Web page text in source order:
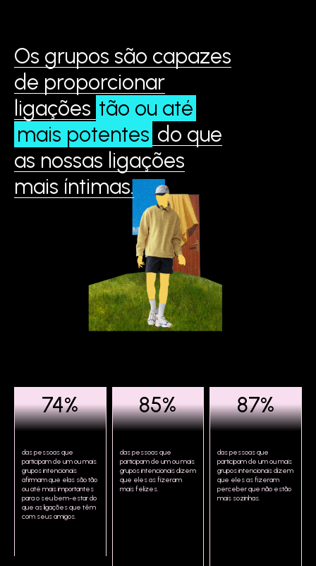
Os grupos são capazes
de proporcionar
ligações tão ou até
mais potentes do que
as nossas ligações
mais íntimas.
74%
das pessoas que
participam de um ou mais
grupos intencionais
afirmam que elas são tão
ou até mais importantes
para o seu bem-estar do
que as ligações que têm
com seus amigos.
85%
das pessoas que
participam de um ou mais
grupos intencionais dizem
que eles as fizeram
mais felizes.
87%
das pessoas que
participam de um ou mais
grupos intencionais dizem
que eles as fizeram
perceber que não estão
mais sozinhas.